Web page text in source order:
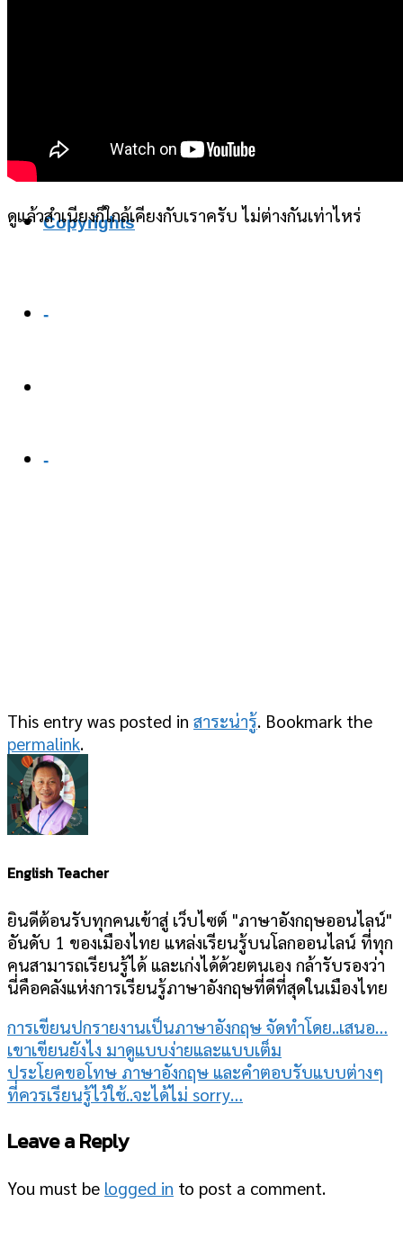
ลิงค์หาเรา
Copyrights
-
-
ดูแล้วสำเนียงก็ใกล้เคียงกับเราครับ ไม่ต่างกันเท่าไหร่
This entry was posted in สาระน่ารู้. Bookmark the
permalink.
English Teacher
ยินดีต้อนรับทุกคนเข้าสู่ เว็บไซต์ "ภาษาอังกฤษออนไลน์"
อันดับ 1 ของเมืองไทย แหล่งเรียนรู้บนโลกออนไลน์ ที่ทุก
คนสามารถเรียนรู้ได้ และเก่งได้ด้วยตนเอง กล้ารับรองว่า
นี่คือคลังแห่งการเรียนรู้ภาษาอังกฤษที่ดีที่สุดในเมืองไทย
การเขียนปกรายงานเป็นภาษาอังกฤษ จัดทำโดย..เสนอ…
เขาเขียนยังไง มาดูแบบง่ายและแบบเต็ม
ประโยคขอโทษ ภาษาอังกฤษ และคำตอบรับแบบต่างๆ
ที่ควรเรียนรู้ไว้ใช้..จะได้ไม่ sorry…
Leave a Reply
You must be logged in to post a comment.